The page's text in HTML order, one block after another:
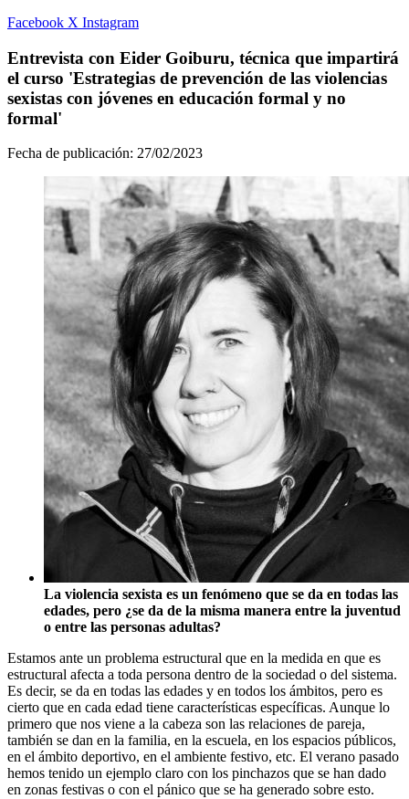
Facebook X Instagram
Entrevista con Eider Goiburu, técnica que impartirá
el curso 'Estrategias de prevención de las violencias
sexistas con jóvenes en educación formal y no
formal'
Fecha de publicación: 27/02/2023
La violencia sexista es un fenómeno que se da en todas las
edades, pero ¿se da de la misma manera entre la juventud
o entre las personas adultas?
Estamos ante un problema estructural que en la medida en que es
estructural afecta a toda persona dentro de la sociedad o del sistema.
Es decir, se da en todas las edades y en todos los ámbitos, pero es
cierto que en cada edad tiene características específicas. Aunque lo
primero que nos viene a la cabeza son las relaciones de pareja,
también se dan en la familia, en la escuela, en los espacios públicos,
en el ámbito deportivo, en el ambiente festivo, etc. El verano pasado
hemos tenido un ejemplo claro con los pinchazos que se han dado
en zonas festivas o con el pánico que se ha generado sobre esto.